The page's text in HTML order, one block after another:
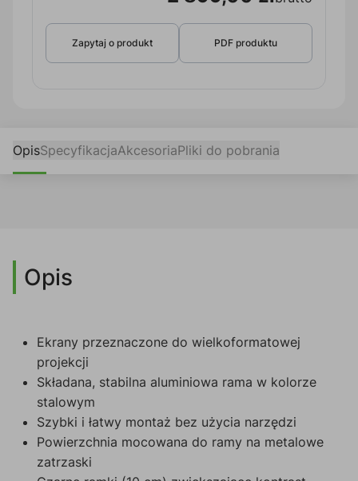
Zapytaj o produkt PDF produktu
OpisSpecyfikacjaAkcesoriaPliki do pobrania
Opis
Ekrany przeznaczone do wielkoformatowej
projekcji
Składana, stabilna aluminiowa rama w kolorze
stalowym
Szybki i łatwy montaż bez użycia narzędzi
Powierzchnia mocowana do ramy na metalowe
zatrzaski